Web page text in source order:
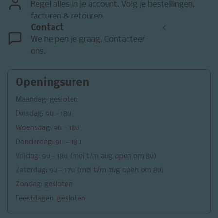
Regel alles in je account. Volg je bestellingen,
facturen & retouren.
Contact
We helpen je graag. Contacteer
ons.
<
Openingsuren
Maandag: gesloten
Dinsdag: 9u - 18u
Woensdag: 9u - 18u
Donderdag: 9u - 18u
Vrijdag: 9u - 18u (mei t/m aug open om 8u)
Zaterdag: 9u - 17u (mei t/m aug open om 8u)
Zondag: gesloten
Feestdagen: gesloten